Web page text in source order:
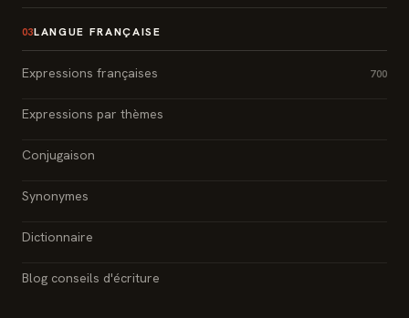
03LANGUE FRANÇAISE
Expressions françaises 700
Expressions par thèmes
Conjugaison
Synonymes
Dictionnaire
Blog conseils d'écriture